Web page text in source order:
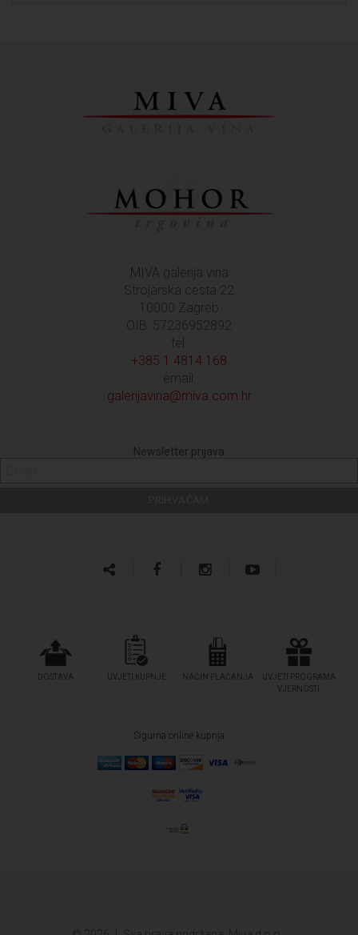
MIVA galerija vina
Strojarska cesta 22
10000 Zagreb
OIB: 57236952892
tel:
+385 1 4814 168
email:
galerijavina@miva.com.hr
Newsletter prijava
DOSTAVA UVJETI KUPNJE NAČIN PLAĆANJA
UVJETI PROGRAMA
VJERNOSTI
Sigurna online kupnja